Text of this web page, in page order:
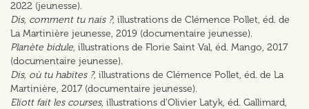
2022 (jeunesse).
Dis, comment tu nais ?, illustrations de Clémence Pollet, éd. de
La Martinière jeunesse, 2019 (documentaire jeunesse).
Planète bidule, illustrations de Florie Saint Val, éd. Mango, 2017
(documentaire jeunesse).
Dis, où tu habites ?, illustrations de Clémence Pollet, éd. de La
Martinière, 2017 (documentaire jeunesse).
Eliott fait les courses, illustrations d’Olivier Latyk, éd. Gallimard,